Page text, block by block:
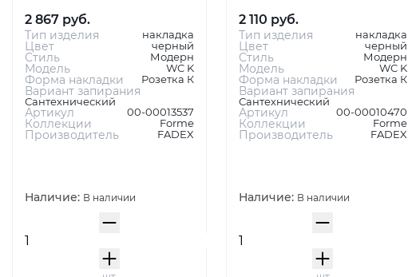
2 867 руб.
Тип изделия накладка
Цвет черный
Стиль Модерн
Модель WC K
Форма накладки Розетка К
Вариант запирания
Сантехнический
Артикул 00-00013537
Коллекции Forme
Производитель FADEX
Наличие: В наличии
2 110 руб.
Тип изделия накладка
Цвет черный
Стиль Модерн
Модель WC K
Форма накладки Розетка К
Вариант запирания
Сантехнический
Артикул 00-00010470
Коллекции Forme
Производитель FADEX
Наличие: В наличии